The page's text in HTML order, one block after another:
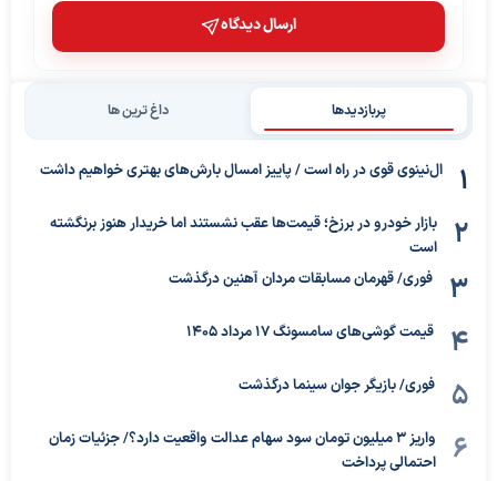
ارسال دیدگاه
پربازدیدها داغ ترین ها
ال‌نینوی قوی در راه است / پاییز امسال بارش‌های بهتری خواهیم داشت
بازار خودرو در برزخ؛ قیمت‌ها عقب نشستند اما خریدار هنوز برنگشته
است
فوری/ قهرمان مسابقات مردان آهنین درگذشت
قیمت گوشی‌های سامسونگ 17 مرداد 1405
فوری/ بازیگر جوان سینما درگذشت
واریز ۳ میلیون تومان سود سهام عدالت واقعیت دارد؟/ جزئیات زمان
احتمالی پرداخت